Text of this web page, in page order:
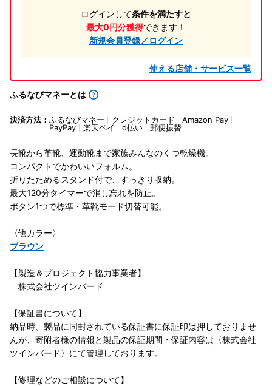
ログインして条件を満たすと
最大0円分獲得できます！
新規会員登録／ログイン
使える店舗・サービス一覧
ふるなびマネーとは
決済方法： ふるなびマネー クレジットカード
Amazon Pay
PayPay
楽天ペイ d払い 郵便振替
長靴から革靴、運動靴まで家族みんなのくつ乾燥機。
コンパクトでかわいいフォルム。
折りたためるスタンド付で、すっきり収納。
最大120分タイマーで消し忘れを防止。
ボタン1つで標準・革靴モード切替可能。
〈他カラー〉
ブラウン
【製造＆プロジェクト協力事業者】
株式会社ツインバード
【保証書について】
納品時、製品に同封されている保証書に保証印は押しておりませ
んが、寄附者様の情報と製品の保証期間・保証内容は〈株式会社
ツインバード〉にて管理しております。
【修理などのご相談について】